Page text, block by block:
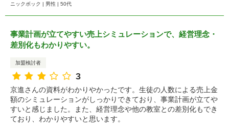
ニックボック | 男性 | 50代
事業計画が立てやすい売上シミュレーションで、経営理念・
差別化もわかりやすい。
加盟検討者
3
京進さんの資料がわかりやかったです。生徒の人数による売上金
額のシミュレーションがしっかりできており、事業計画が立てや
すいと感じました。また、経営理念や他の教室との差別化もでき
ており、わかりやすいと思います。